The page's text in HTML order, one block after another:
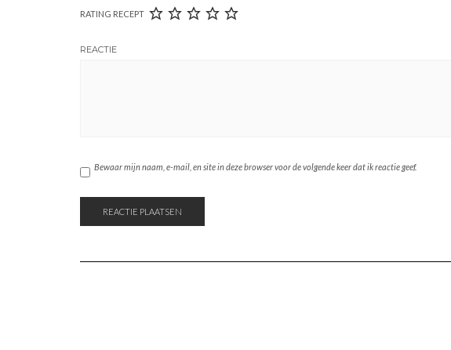
RATING RECEPT
REACTIE
Bewaar mijn naam, e-mail, en site in deze browser voor de volgende keer dat ik reactie geef.